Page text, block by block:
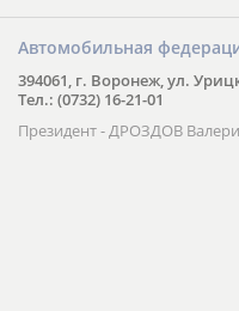
Автомобильная
394061, г. Воронеж, ул.
Тел.: (0732) 16-21-01
Президент - ДРОЗДОВ